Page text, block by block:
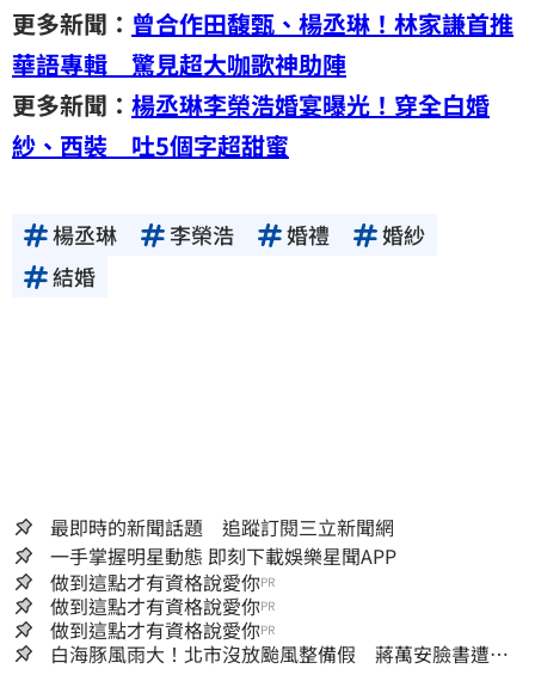
更多新聞： 曾合作田馥甄、楊丞琳！林家謙首推
華語專輯 驚見超大咖歌神助陣
更多新聞： 楊丞琳李榮浩婚宴曝光！穿全白婚
紗、西裝 吐5個字超甜蜜
楊丞琳 李榮浩 婚禮
婚紗
結婚
最即時的新聞話題 追蹤訂閱三立新聞網
一手掌握明星動態 即刻下載娛樂星聞APP
做到這點才有資格說愛你PR
做到這點才有資格說愛你PR
做到這點才有資格說愛你PR
白海豚風雨大！北市沒放颱風整備假 蔣萬安臉書遭網